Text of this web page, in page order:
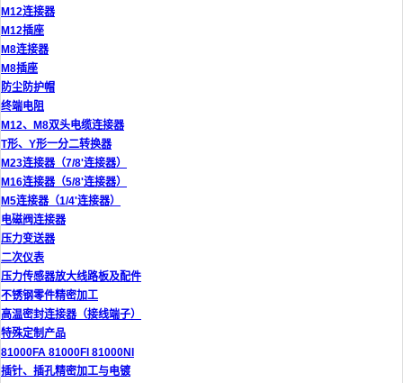
M12连接器
M12插座
M8连接器
M8插座
防尘防护帽
终端电阻
M12、M8双头电缆连接器
T形、Y形一分二转换器
M23连接器（7/8'连接器）
M16连接器（5/8'连接器）
M5连接器（1/4'连接器）
电磁阀连接器
压力变送器
二次仪表
压力传感器放大线路板及配件
不锈钢零件精密加工
高温密封连接器（接线端子）
特殊定制产品
81000FA 81000FI 81000NI
插针、插孔精密加工与电镀